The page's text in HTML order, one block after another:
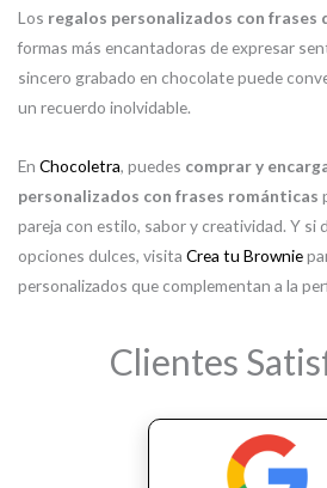
Los regalos personalizados con frases
formas más encantadoras de expresar
sincero grabado en chocolate puede
un recuerdo inolvidable.
En Chocoletra, puedes comprar y
personalizados con frases románticas
pareja con estilo, sabor y creatividad. Y si
opciones dulces, visita Crea tu Brownie
personalizados que complementan a la
Clientes